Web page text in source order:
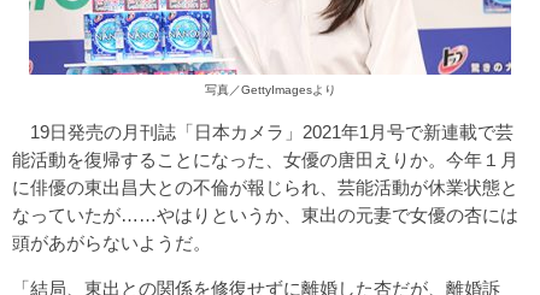
写真／GettyImagesより
19日発売の月刊誌「日本カメラ」2021年1月号で新連載で芸
能活動を復帰することになった、女優の唐田えりか。今年１月
に俳優の東出昌大との不倫が報じられ、芸能活動が休業状態と
なっていたが……やはりというか、東出の元妻で女優の杏には
頭があがらないようだ。
「結局、東出との関係を修復せずに離婚した杏だが、離婚訴